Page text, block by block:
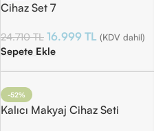
Cihaz Set 7
24.710TL 16.999 TL (KDV dahil)
Sepete Ekle
-52%
Kalıcı Makyaj Cihaz Seti